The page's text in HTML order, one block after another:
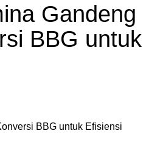
Gandeng
BBG untuk